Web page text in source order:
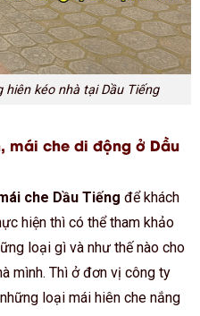
kéo nhà tại Dầu Tiếng
mái che di động ở Dầu
che Dầu Tiếng để khách
hiện thì có thể tham khảo
loại gì và như thế nào cho
mình. Thì ở đơn vị công ty
loại mái hiên che nắng